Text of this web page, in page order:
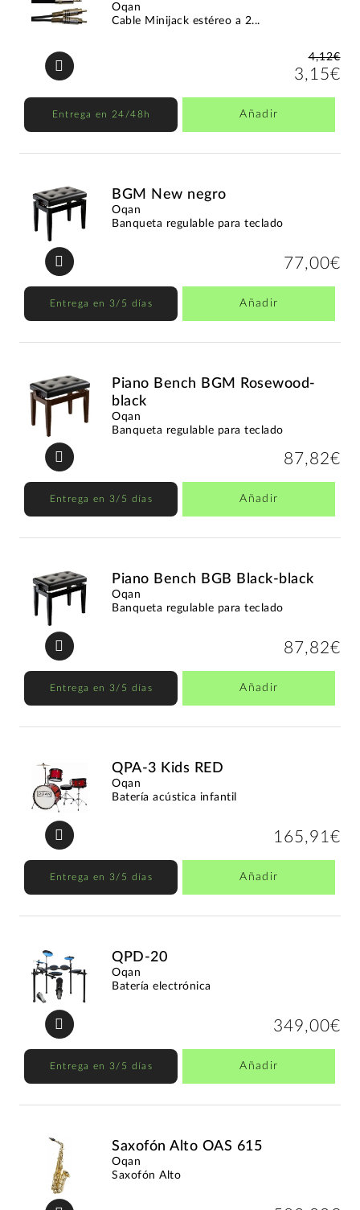
Oqan
Cable Minijack estéreo a 2...
4,12€
3,15€
Entrega en 24/48h Añadir
BGM New negro
Oqan
Banqueta regulable para teclado
77,00€
Entrega en 3/5 días Añadir
Piano Bench BGM Rosewood-
black
Oqan
Banqueta regulable para teclado
87,82€
Entrega en 3/5 días Añadir
Piano Bench BGB Black-black
Oqan
Banqueta regulable para teclado
87,82€
Entrega en 3/5 días Añadir
QPA-3 Kids RED
Oqan
Batería acústica infantil
165,91€
Entrega en 3/5 días Añadir
QPD-20
Oqan
Batería electrónica
349,00€
Entrega en 3/5 días Añadir
Saxofón Alto OAS 615
Oqan
Saxofón Alto